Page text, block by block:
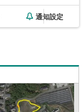
通知設定